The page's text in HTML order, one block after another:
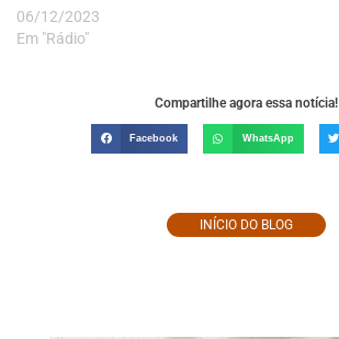
06/12/2023
Em "Rádio"
Compartilhe agora essa notícia!
Facebook WhatsApp
INÍCIO DO BLOG